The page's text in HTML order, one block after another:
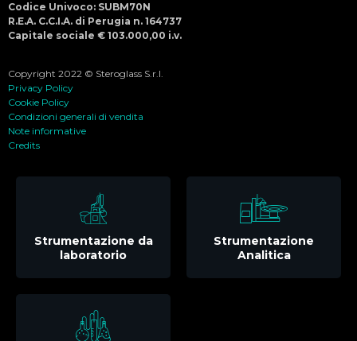
Codice Univoco: SUBM70N
R.E.A. C.C.I.A. di Perugia n. 164737
Capitale sociale € 103.000,00 i.v.
Copyright 2022 © Steroglass S.r.l.
Privacy Policy
Cookie Policy
Condizioni generali di vendita
Note informative
Credits
Strumentazione da
laboratorio
Strumentazione
Analitica